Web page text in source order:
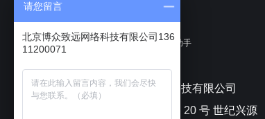
聊天宝客服聊天助手
北京博众致远网络科技有限公司
北京市朝阳区安苑路 20 号 世纪兴源
请您留言
北京博众致远网络科技有限公司136
11200071